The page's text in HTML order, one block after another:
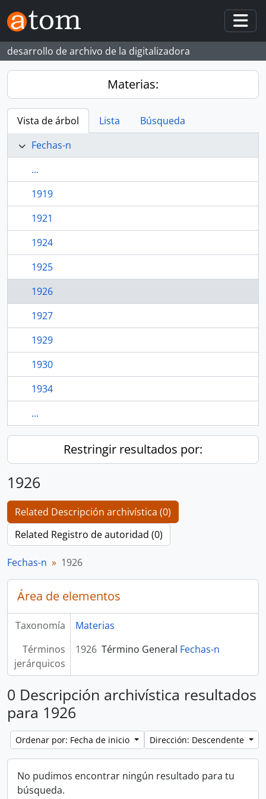
Skip to main content
desarrollo de archivo de la digitalizadora
Materias:
Vista de árbol Lista
Búsqueda
Fechas-n
...
1919
1921
1924
1925
1926
1927
1929
1930
1934
...
Restringir resultados por:
1926
Related Descripción archivística (0)
Related Registro de autoridad (0)
Fechas-n 1926
Área de elementos
Taxonomía
Materias
Términos
jerárquicos
1926 Término General Fechas-n
0 Descripción archivística resultados
para 1926
Ordenar por: Fecha de inicio Dirección: Descendente
No pudimos encontrar ningún resultado para tu
búsqueda.